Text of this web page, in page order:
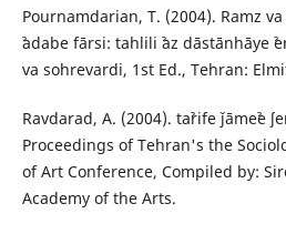
Pournamdarian, T. (2004). Ramz
ˀadabe fārsi: tahlili ˀaz dāstānhāye
va sohrevardi, 1st Ed., Tehran:
Ravdarad, A. (2004). taˀrife ǰāmeˀe
Proceedings of Tehran's the
of Art Conference, Compiled by:
Academy of the Arts.